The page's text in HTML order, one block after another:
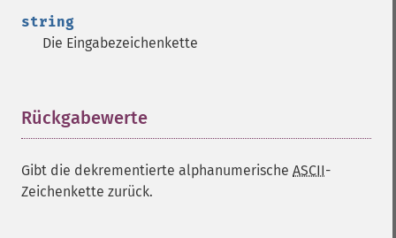
string
Die Eingabezeichenkette
Rückgabewerte
Gibt die dekrementierte alphanumerische ASCII-
Zeichenkette zurück.